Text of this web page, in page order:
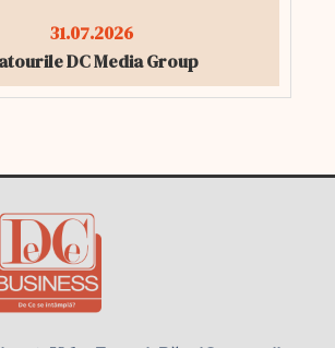
31.07.2026
DC Media Group